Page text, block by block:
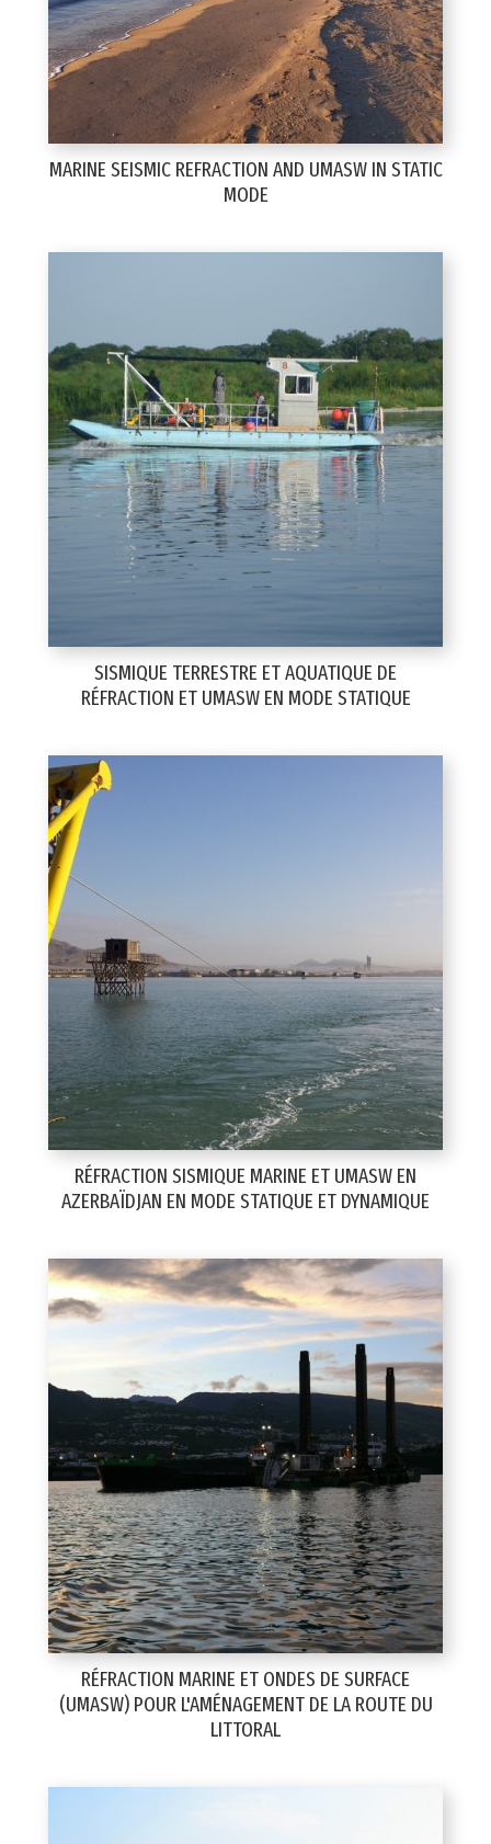
MARINE SEISMIC REFRACTION AND UMASW IN STATIC
MODE
SISMIQUE TERRESTRE ET AQUATIQUE DE
RÉFRACTION ET UMASW EN MODE STATIQUE
RÉFRACTION SISMIQUE MARINE ET UMASW EN
AZERBAÏDJAN EN MODE STATIQUE ET DYNAMIQUE
RÉFRACTION MARINE ET ONDES DE SURFACE
(UMASW) POUR L'AMÉNAGEMENT DE LA ROUTE DU
LITTORAL